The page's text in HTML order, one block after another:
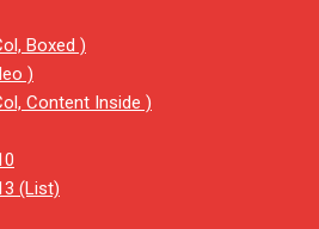
Boxed )
)
Content Inside )
(List)